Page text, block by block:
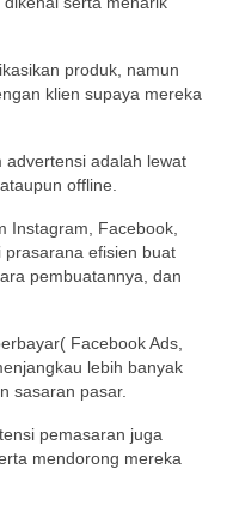
produk, namun
klien supaya mereka
advertensi adalah lewat
offline.
Instagram, Facebook,
prasarana efisien buat
pembuatannya, dan
Facebook Ads,
lebih banyak
sasaran pasar.
pemasaran juga
mendorong mereka